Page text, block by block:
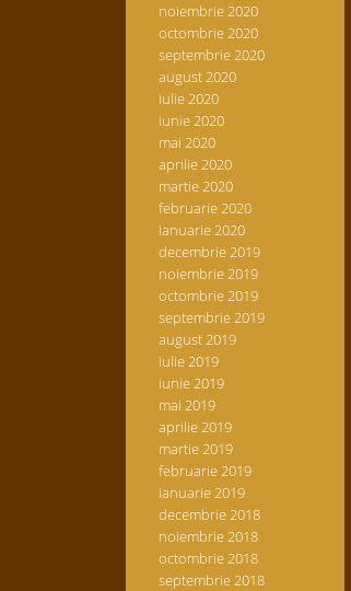
noiembrie 2020
octombrie 2020
septembrie 2020
august 2020
iulie 2020
iunie 2020
mai 2020
aprilie 2020
martie 2020
februarie 2020
ianuarie 2020
decembrie 2019
noiembrie 2019
octombrie 2019
septembrie 2019
august 2019
iulie 2019
iunie 2019
mai 2019
aprilie 2019
martie 2019
februarie 2019
ianuarie 2019
decembrie 2018
noiembrie 2018
octombrie 2018
septembrie 2018